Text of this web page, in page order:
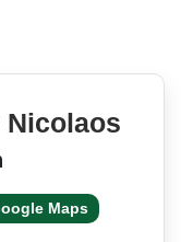
Nicolaos
Maps